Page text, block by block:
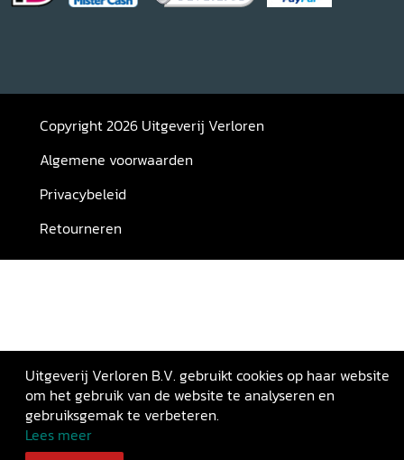
Copyright 2026 Uitgeverij Verloren
Algemene voorwaarden
Privacybeleid
Retourneren
Uitgeverij Verloren B.V. gebruikt cookies op haar website
om het gebruik van de website te analyseren en
gebruiksgemak te verbeteren.
Lees meer